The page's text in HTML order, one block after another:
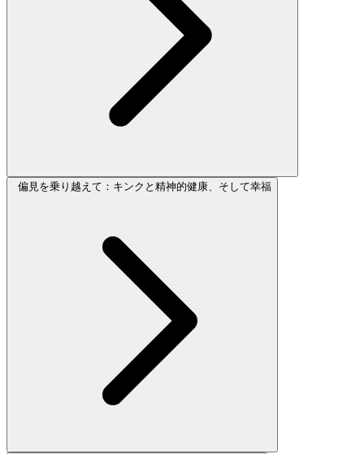
偏見を乗り越えて：キンクと精神的健康、そして幸福